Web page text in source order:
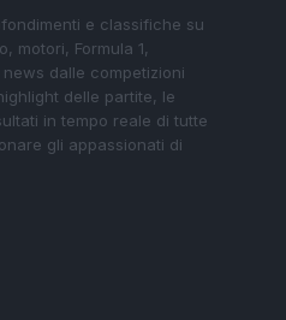
e classifiche su
motori, Formula 1,
news dalle competizioni
delle partite, le
in tempo reale di tutte
gli appassionati di